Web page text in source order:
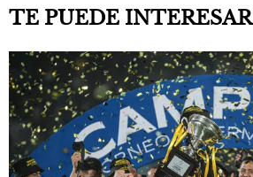
TE PUEDE INTERESAR